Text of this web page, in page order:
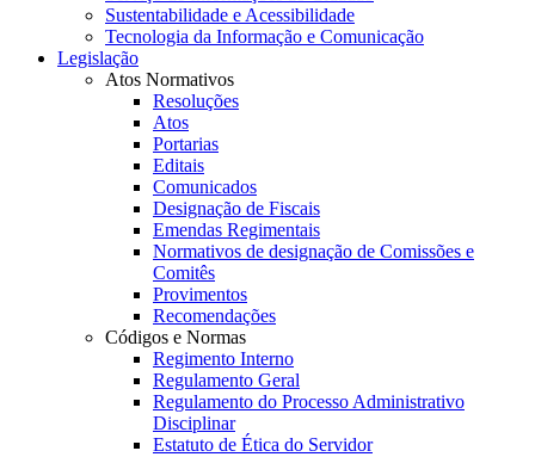
Sustentabilidade e Acessibilidade
Tecnologia da Informação e Comunicação
Legislação
Atos Normativos
Resoluções
Atos
Portarias
Editais
Comunicados
Designação de Fiscais
Emendas Regimentais
Normativos de designação de Comissões e
Comitês
Provimentos
Recomendações
Códigos e Normas
Regimento Interno
Regulamento Geral
Regulamento do Processo Administrativo
Disciplinar
Estatuto de Ética do Servidor